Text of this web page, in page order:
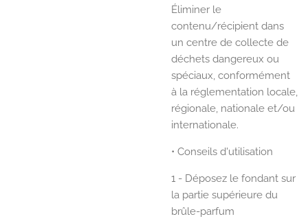
Éliminer le
contenu/récipient dans
un centre de collecte de
déchets dangereux ou
spéciaux, conformément
à la réglementation locale,
régionale, nationale et/ou
internationale.
• Conseils d'utilisation
1 - Déposez le fondant sur
la partie supérieure du
brûle-parfum